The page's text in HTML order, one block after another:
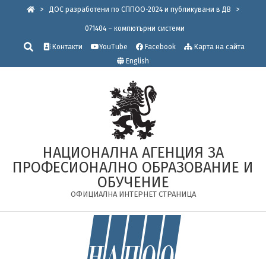
> ДОС разработени по СППОО-2024 и публикувани в ДВ >
071404 – компютърни системи
Търсене
Контакти YouTube Facebook
Карта на сайта
English
НАЦИОНАЛНА АГЕНЦИЯ ЗА
ПРОФЕСИОНАЛНО ОБРАЗОВАНИЕ И
ОБУЧЕНИЕ
ОФИЦИАЛНА ИНТЕРНЕТ СТРАНИЦА